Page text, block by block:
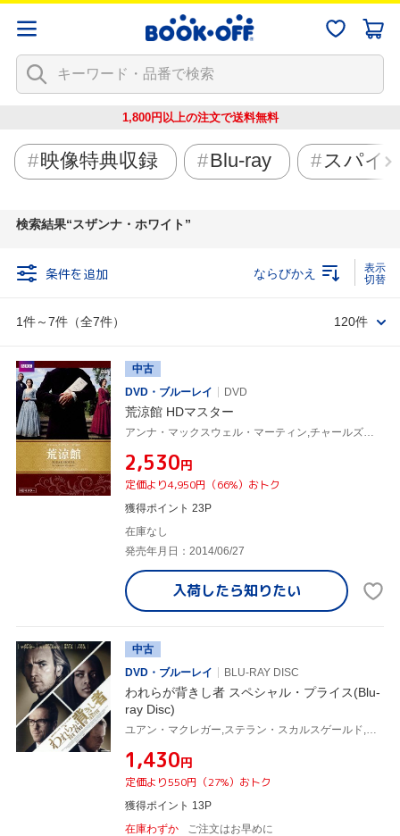
1,800円以上の注文で送料無料
映像特典収録 Blu-ray スパイ
検索結果 スザンナ・ホワイト
条件を追加
1件～7件（全7件）
ならびかえ
120件
中古
DVD・ブルーレイ
DVD
荒涼館 HDマスター
アンナ・マックスウェル・マーティン,チャールズ・ダンス,キャリー・マリガン,ジャスティン・チャドウィック(監督),スザンナ・ホワイト(監督),チャールズ・ディケンズ(原作)
¥2,530円
定価より4,950円（66%）おトク
獲得ポイント 23P
在庫なし
発売年月日：2014/06/27
入荷したら知りたい
中古
DVD・ブルーレイ
BLU-RAY DISC
われらが背きし者 スペシャル・プライス(Blu-
ray Disc)
ユアン・マクレガー,ステラン・スカルスゲールド,ダミアン・ルイス,スザンナ・ホワイト(監督),ジョン・ル・カレ(原作)
¥1,430円
定価より550円（27%）おトク
獲得ポイント 13P
在庫わずか
ご注文はお早めに